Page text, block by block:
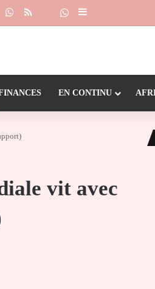
WhatsApp
RSS Dailymotion
Suivre la chaîne
Sidebar (barre
EN CONTINU
vit avec